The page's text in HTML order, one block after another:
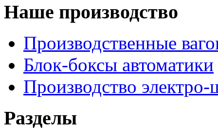
Наше производство
Производственные
Блок-боксы автоматики
Производство
Разделы